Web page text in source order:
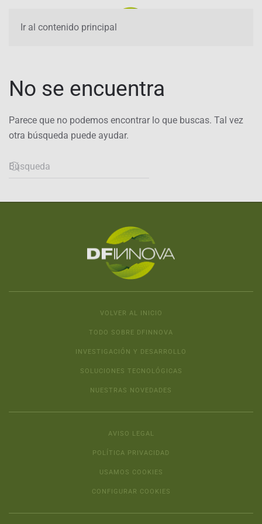
Ir al contenido principal
No se encuentra
Parece que no podemos encontrar lo que buscas. Tal vez
otra búsqueda puede ayudar.
VOLVER AL INICIO
TODO SOBRE DFINNOVA
INVESTIGACIÓN Y DESARROLLO
SOLUCIONES TECNOLÓGICAS
NUESTRAS NOVEDADES
AVISO LEGAL
POLÍTICA PRIVACIDAD
USAMOS COOKIES
CONFIGURAR COOKIES